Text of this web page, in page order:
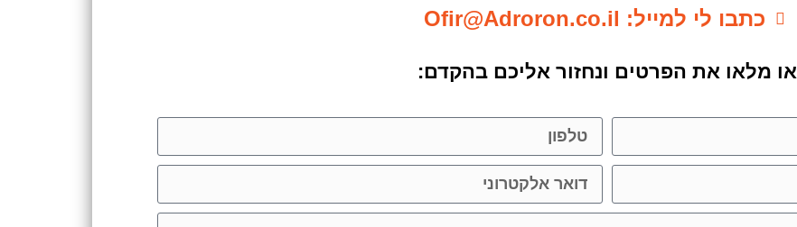
כתבו לי למייל: Ofir@Adroron.co.il
או מלאו את הפרטים ונחזור אליכם בהקדם: